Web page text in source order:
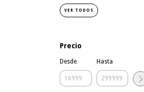
VER TODOS
Precio
Desde Hasta